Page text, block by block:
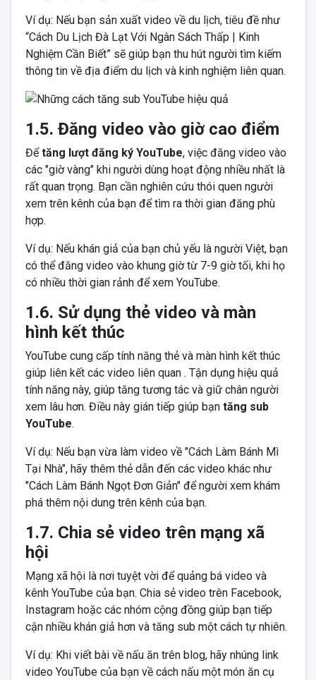
Ví dụ: Nếu bạn sản xuất video về du lịch, tiêu đề như
“Cách Du Lịch Đà Lạt Với Ngân Sách Thấp | Kinh
Nghiệm Cần Biết” sẽ giúp bạn thu hút người tìm kiếm
thông tin về địa điểm du lịch và kinh nghiệm liên quan.
1.5. Đăng video vào giờ cao điểm
Đểtăng lượt đăng ký YouTube, việc đăng video vào
các "giờ vàng" khi người dùng hoạt động nhiều nhất là
rất quan trọng. Bạn cần nghiên cứu thói quen người
xem trên kênh của bạn để tìm ra thời gian đăng phù
hợp.
Ví dụ: Nếu khán giả của bạn chủ yếu là người Việt, bạn
có thể đăng video vào khung giờ từ 7-9 giờ tối, khi họ
có nhiều thời gian rảnh để xem YouTube.
1.6. Sử dụng thẻ video và màn
hình kết thúc
YouTube cung cấp tính năng thẻ và màn hình kết thúc
giúp liên kết các video liên quan . Tận dụng hiệu quả
tính năng này, giúp tăng tương tác và giữ chân người
xem lâu hơn. Điều này gián tiếp giúp bạn tăng sub
YouTube.
Ví dụ: Nếu bạn vừa làm video về "Cách Làm Bánh Mì
Tại Nhà", hãy thêm thẻ dẫn đến các video khác như
"Cách Làm Bánh Ngọt Đơn Giản" để người xem khám
phá thêm nội dung trên kênh của bạn.
1.7. Chia sẻ video trên mạng xã
hội
Mạng xã hội là nơi tuyệt vời để quảng bá video và
kênh YouTube của bạn. Chia sẻ video trên Facebook,
Instagram hoặc các nhóm cộng đồng giúp bạn tiếp
cận nhiều khán giả hơn và tăng sub một cách tự nhiên.
Ví dụ: Khi viết bài về nấu ăn trên blog, hãy nhúng link
video YouTube của bạn về cách nấu một món ăn cụ